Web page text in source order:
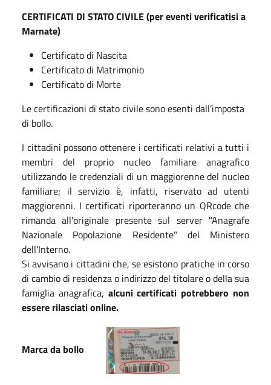
CERTIFICATI DI STATO CIVILE (per eventi verificatisi a
Marnate)
Certificato di Nascita
Certificato di Matrimonio
Certificato di Morte
Le certificazioni di stato civile sono esenti dall’imposta
di bollo.
I cittadini possono ottenere i certificati relativi a tutti i
membri del proprio nucleo familiare anagrafico
utilizzando le credenziali di un maggiorenne del nucleo
familiare; il servizio è, infatti, riservato ad utenti
maggiorenni. I certificati riporteranno un QRcode che
rimanda all'originale presente sul server "Anagrafe
Nazionale Popolazione Residente" del Ministero
dell'Interno.
Si avvisano i cittadini che, se esistono pratiche in corso
di cambio di residenza o indirizzo del titolare o della sua
famiglia anagrafica, alcuni certificati potrebbero non
essere rilasciati online.
Marca da bollo